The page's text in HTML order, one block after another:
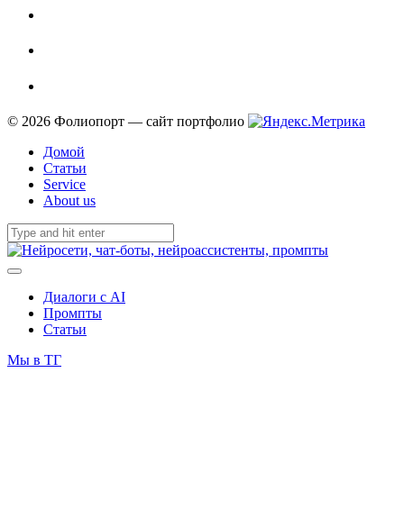
© 2026 Фолиопорт — сайт портфолио
Домой
Статьи
Service
About us
Диалоги с AI
Промпты
Статьи
Мы в ТГ